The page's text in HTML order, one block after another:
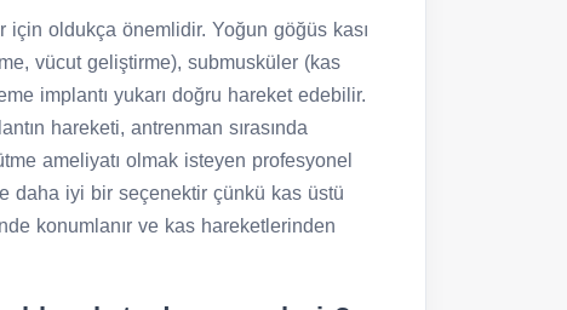
için oldukça önemlidir. Yoğun göğüs kası
vücut geliştirme), submusküler (kas
implantı yukarı doğru hareket edebilir.
hareketi, antrenman sırasında
ameliyatı olmak isteyen profesyonel
daha iyi bir seçenektir çünkü kas üstü
konumlanır ve kas hareketlerinden